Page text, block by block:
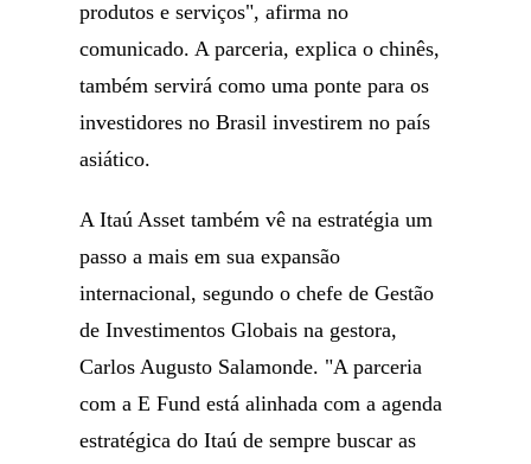
produtos e serviços", afirma no
comunicado. A parceria, explica o chinês,
também servirá como uma ponte para os
investidores no Brasil investirem no país
asiático.
A Itaú Asset também vê na estratégia um
passo a mais em sua expansão
internacional, segundo o chefe de Gestão
de Investimentos Globais na gestora,
Carlos Augusto Salamonde. "A parceria
com a E Fund está alinhada com a agenda
estratégica do Itaú de sempre buscar as